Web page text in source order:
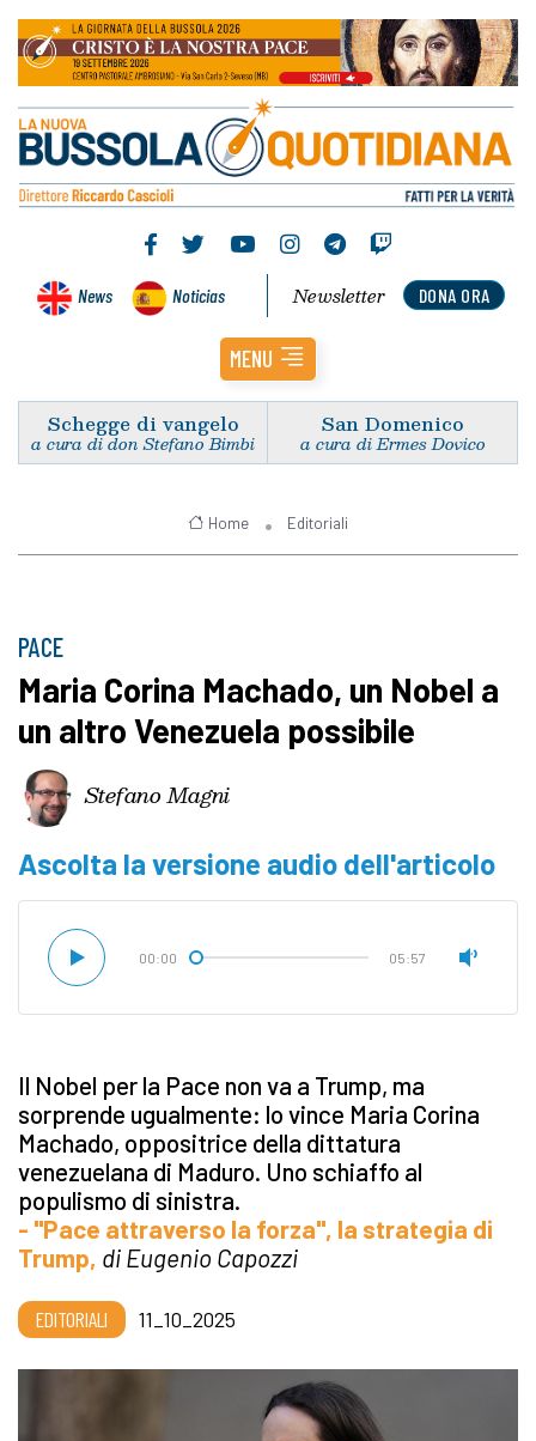
News Noticias DONA ORA
Newsletter
MENU
Schegge di vangelo
a cura di don Stefano Bimbi
San Domenico
a cura di Ermes Dovico
Home Editoriali
PACE
Maria Corina Machado, un Nobel a
un altro Venezuela possibile
Stefano Magni
Ascolta la versione audio dell'articolo
00:00 05:57
Il Nobel per la Pace non va a Trump, ma
sorprende ugualmente: lo vince Maria Corina
Machado, oppositrice della dittatura
venezuelana di Maduro. Uno schiaffo al
populismo di sinistra.
- "Pace attraverso la forza", la strategia di
Trump, di Eugenio Capozzi
EDITORIALI 11_10_2025